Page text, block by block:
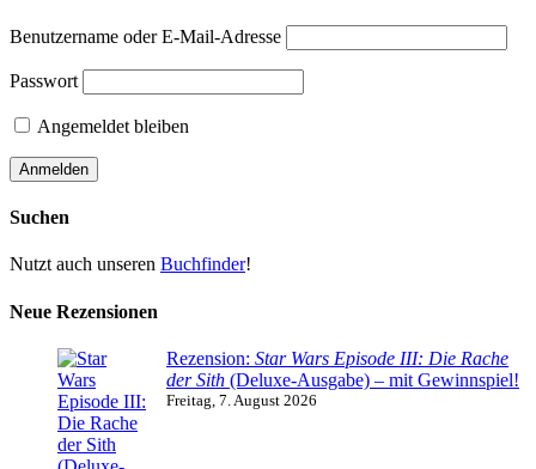
Benutzername oder E-Mail-Adresse
Passwort
Angemeldet bleiben
Suchen
Nutzt auch unseren Buchfinder!
Neue Rezensionen
Rezension: Star Wars Episode III: Die Rache
der Sith (Deluxe-Ausgabe) – mit Gewinnspiel!
Freitag, 7. August 2026